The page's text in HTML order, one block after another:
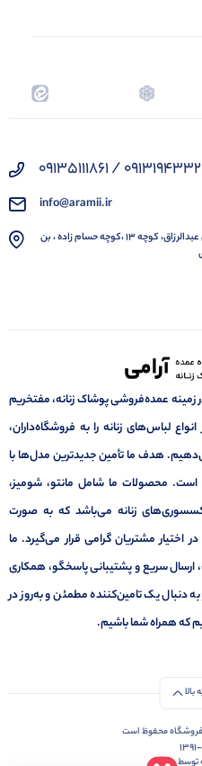
09131943320 /
info@aramii.ir
اصفهان، خیابان عبدالرزاق، کوچه 13 ،کوچه حسام زاده ، بن
زمینه عمده‌فروشی پوشاک زنانه، مفتخریم
لباس‌های زنانه را به فروشگاه‌داران،
هدف ما تأمین جدیدترین مدل‌ها با
محصولات ما شامل مانتو، شومیز،
زنانه می‌باشد که به صورت
اختیار مشتریان گرامی قرار می‌گیرد. ما
ارسال سریع و پشتیبانی پاسخگو، همکاری
دنبال یک تامین‌کننده مطمئن و به‌روز در
که همراه شما باشیم.
فروشگاه محفوظ است